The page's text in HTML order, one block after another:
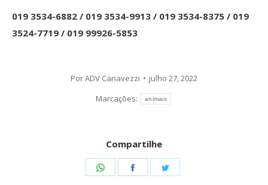
019 3534-6882 / 019 3534-9913 / 019 3534-8375 / 019
3524-7719 / 019 99926-5853
PorADV Canavezzi
julho 27, 2022
Marcações:
animais
Compartilhe
Share
Share